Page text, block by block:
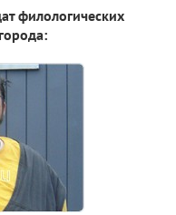
филологических